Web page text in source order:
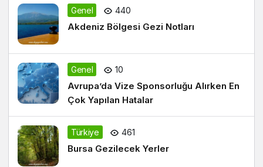
Genel 440
Akdeniz Bölgesi Gezi Notları
Genel 10
Avrupa’da Vize Sponsorluğu Alırken En
Çok Yapılan Hatalar
Türkiye 461
Bursa Gezilecek Yerler